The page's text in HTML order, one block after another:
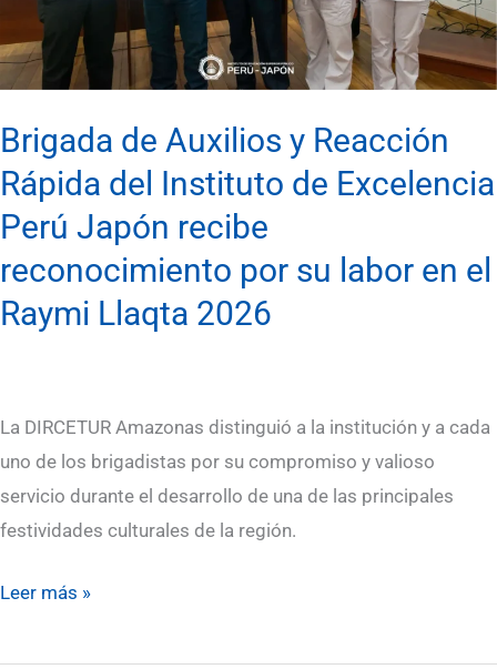
Brigada de Auxilios y Reacción
Rápida del Instituto de Excelencia
Perú Japón recibe
reconocimiento por su labor en el
Raymi Llaqta 2026
La DIRCETUR Amazonas distinguió a la institución y a cada
uno de los brigadistas por su compromiso y valioso
servicio durante el desarrollo de una de las principales
festividades culturales de la región.
Instituto
de
Excelencia
Perú
Japón
recibe
reconocimiento
por
su
el
Raymi
Llaqta
2026
Leer más »